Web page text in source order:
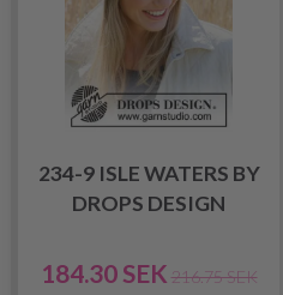
234-9 ISLE WATERS BY
DROPS DESIGN
184.30 SEK 216.75 SEK